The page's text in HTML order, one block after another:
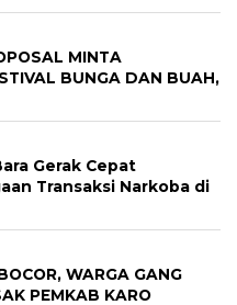
MINTA
BUNGA DAN BUAH,
Gerak Cepat
Transaksi Narkoba di
WARGA GANG
PEMKAB KARO